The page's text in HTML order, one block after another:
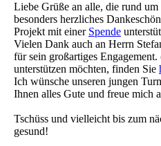
Liebe Grüße an alle, die rund
besonders herzliches
Projekt mit einer Spende
Vielen Dank auch an Herrn
für sein großartiges
unterstützen möchten, finden Sie
Ich wünsche unseren jungen
Ihnen alles Gute und freue mich
Tschüss und vielleicht bis zum
gesund!